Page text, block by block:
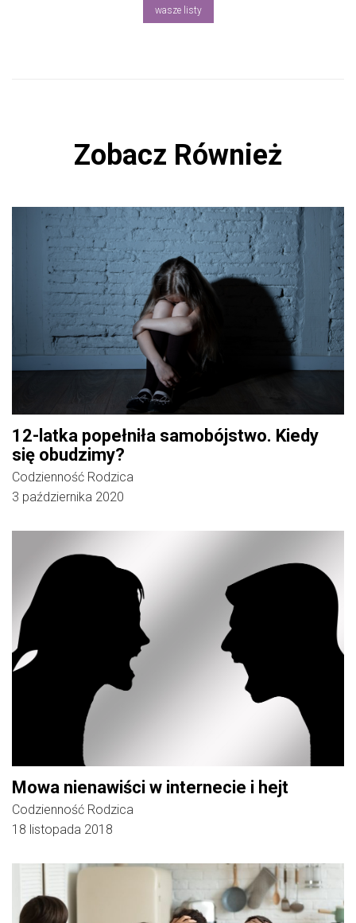
wasze listy
Zobacz Również
12-latka popełniła samobójstwo. Kiedy
się obudzimy?
Codzienność Rodzica
3 października 2020
Mowa nienawiści w internecie i hejt
Codzienność Rodzica
18 listopada 2018